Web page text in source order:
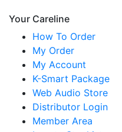
Your Careline
How To Order
My Order
My Account
K-Smart Package
Web Audio Store
Distributor Login
Member Area